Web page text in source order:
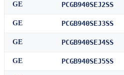
GE PCGB940SEJ2SS
GE PCGB940SEJ3SS
GE PCGB940SEJ4SS
GE PCGB940SEJ5SS